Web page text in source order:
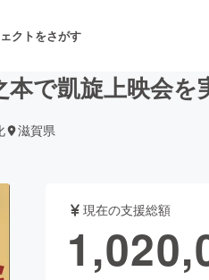
クトをさがす
・パフォーマンス
ド・飲食店
で凱旋上映会を
滋賀県
現在の支援総額